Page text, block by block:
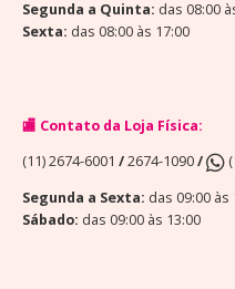
Segunda a Quinta: das 08:00
Sexta: das 08:00 às 17:00
🏬 Contato da Loja Física:
(11) 2674-6001 /2674-1090/
Segunda a Sexta: das 09:00 às
Sábado: das 09:00 às 13:00